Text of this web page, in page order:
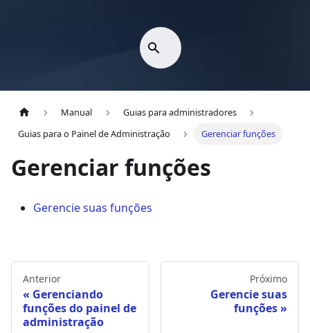
Manual
Guias para administradores
Guias para o Painel de Administração
Gerenciar funções
Gerenciar funções
Gerencie suas funções
Anterior
Gerenciando
funções do painel de
administração
Próximo
Gerencie suas
funções